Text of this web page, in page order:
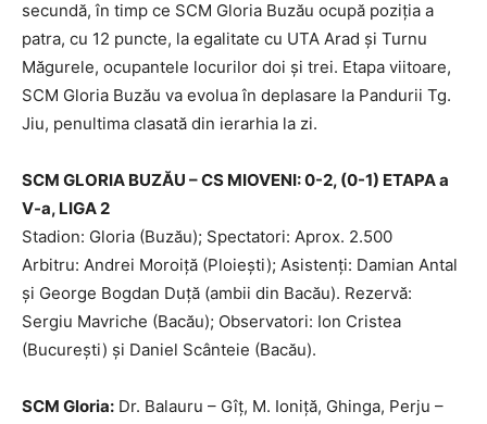
secundă, în timp ce SCM Gloria Buzău ocupă poziţia a
patra, cu 12 puncte, la egalitate cu UTA Arad şi Turnu
Măgurele, ocupantele locurilor doi şi trei. Etapa viitoare,
SCM Gloria Buzău va evolua în deplasare la Pandurii Tg.
Jiu, penultima clasată din ierarhia la zi.
SCM GLORIA BUZĂU – CS MIOVENI: 0-2, (0-1) ETAPA a
V-a, LIGA 2
Stadion: Gloria (Buzău); Spectatori: Aprox. 2.500
Arbitru: Andrei Moroiţă (Ploieşti); Asistenţi: Damian Antal
şi George Bogdan Duţă (ambii din Bacău). Rezervă:
Sergiu Mavriche (Bacău); Observatori: Ion Cristea
(Bucureşti) şi Daniel Scânteie (Bacău).
SCM Gloria: Dr. Balauru – Gîţ, M. Ioniţă, Ghinga, Perju –